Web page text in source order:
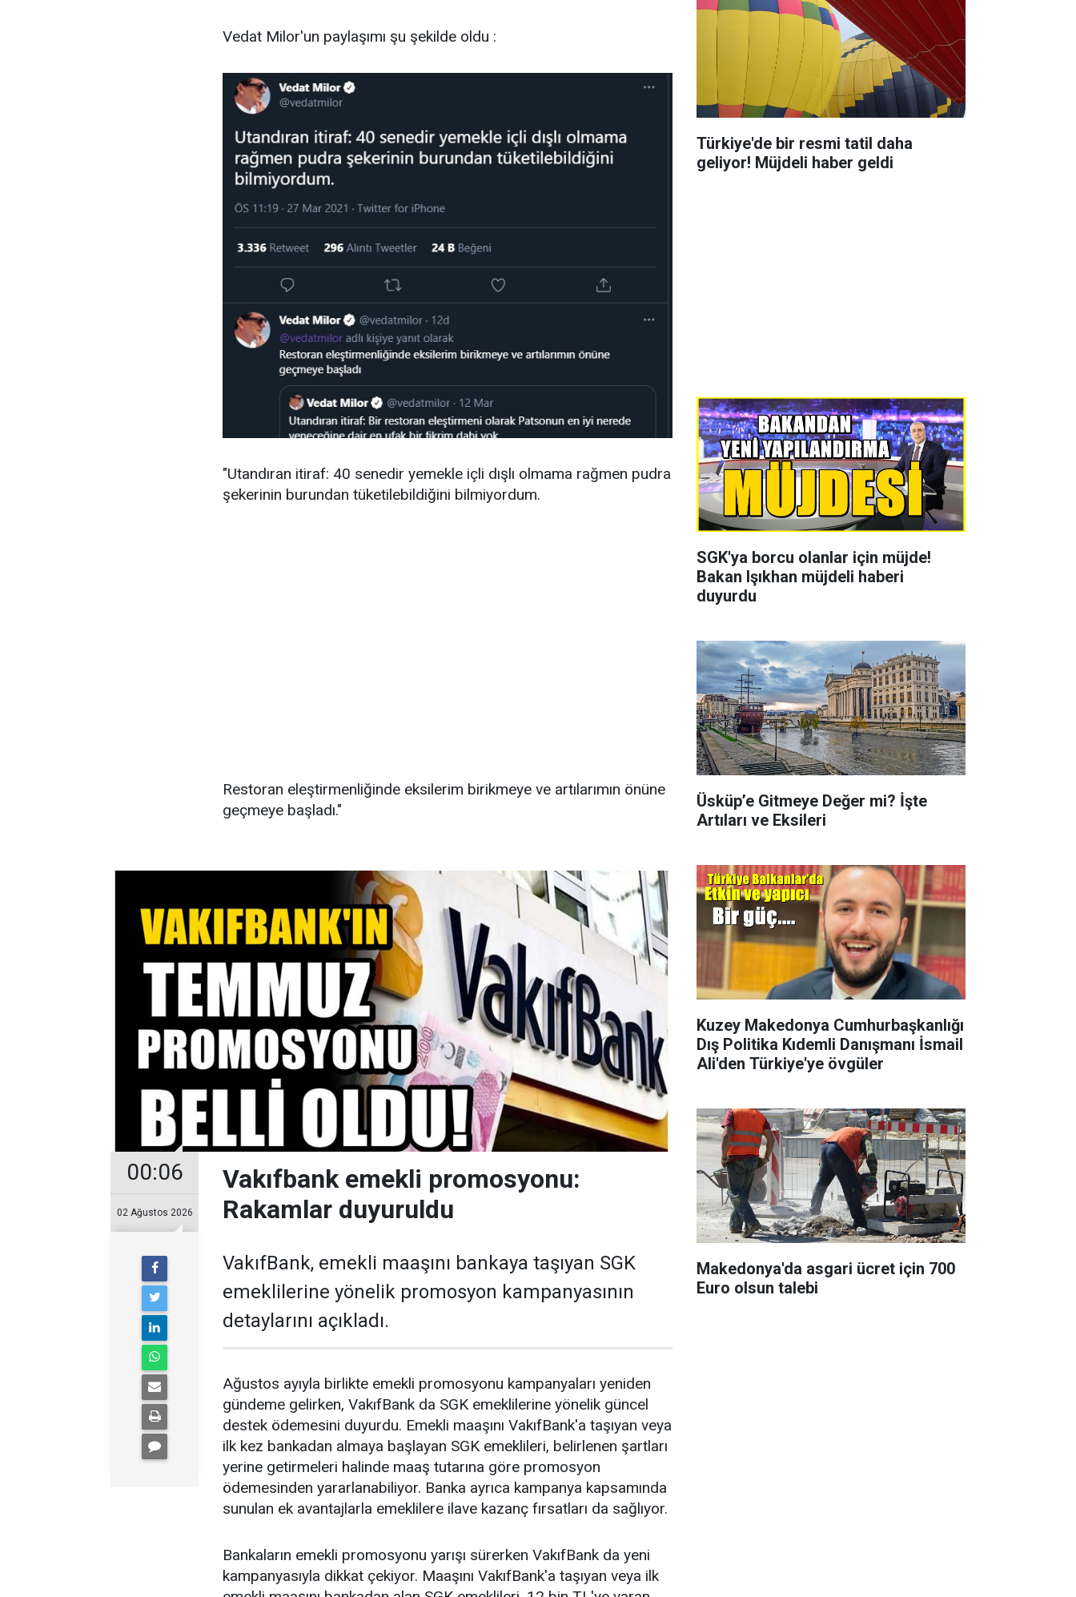
Vedat Milor'un paylaşımı şu şekilde oldu :
"Utandıran itiraf: 40 senedir yemekle içli dışlı olmama rağmen pudra
şekerinin burundan tüketilebildiğini bilmiyordum.
Restoran eleştirmenliğinde eksilerim birikmeye ve artılarımın önüne
geçmeye başladı."
00:06
02 Ağustos 2026
Vakıfbank emekli promosyonu:
Rakamlar duyuruldu
VakıfBank, emekli maaşını bankaya taşıyan SGK
emeklilerine yönelik promosyon kampanyasının
detaylarını açıkladı.
Ağustos ayıyla birlikte emekli promosyonu kampanyaları yeniden
gündeme gelirken, VakıfBank da SGK emeklilerine yönelik güncel
destek ödemesini duyurdu. Emekli maaşını VakıfBank'a taşıyan veya
ilk kez bankadan almaya başlayan SGK emeklileri, belirlenen şartları
yerine getirmeleri halinde maaş tutarına göre promosyon
ödemesinden yararlanabiliyor. Banka ayrıca kampanya kapsamında
sunulan ek avantajlarla emeklilere ilave kazanç fırsatları da sağlıyor.
Bankaların emekli promosyonu yarışı sürerken VakıfBank da yeni
kampanyasıyla dikkat çekiyor. Maaşını VakıfBank'a taşıyan veya ilk
Türkiye'de bir resmi tatil daha
geliyor! Müjdeli haber geldi
SGK'ya borcu olanlar için müjde!
Bakan Işıkhan müjdeli haberi
duyurdu
Üsküp’e Gitmeye Değer mi? İşte
Artıları ve Eksileri
Kuzey Makedonya Cumhurbaşkanlığı
Dış Politika Kıdemli Danışmanı İsmail
Ali'den Türkiye'ye övgüler
Makedonya'da asgari ücret için 700
Euro olsun talebi